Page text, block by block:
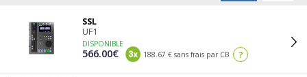
SSL
UF1
DISPONIBLE
566.00€ 188.67 € sans frais par CB ?